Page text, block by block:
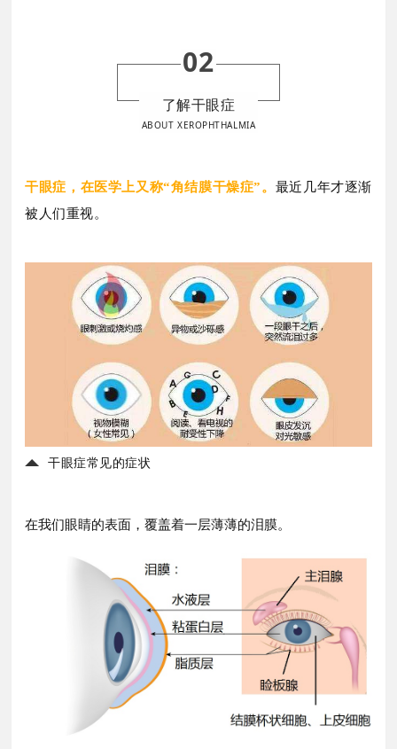
02
了解干眼症
ABOUT XEROPHTHALMIA
干眼症，在医学上又称“角结膜干燥症”。 最近几年才逐渐
被人们重视。
干眼症常见的症状
在我们眼睛的表面，覆盖着一层薄薄的泪膜。